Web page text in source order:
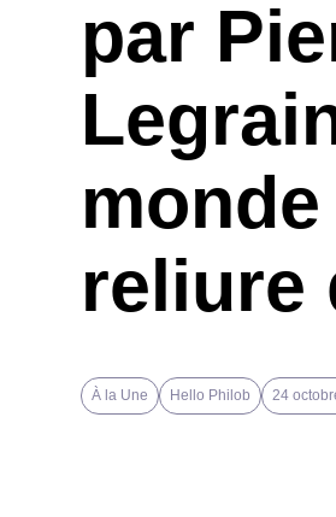
par
reliure
À la Une Hello Philob 24